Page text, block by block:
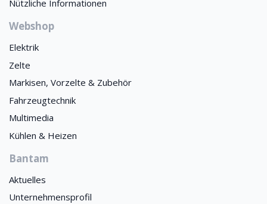
Nützliche Informationen
Webshop
Elektrik
Zelte
Markisen, Vorzelte & Zubehör
Fahrzeugtechnik
Multimedia
Kühlen & Heizen
Bantam
Aktuelles
Unternehmensprofil